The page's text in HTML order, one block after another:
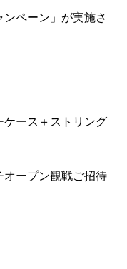
ンペーン」が実施さ
ケース＋ストリング
オープン観戦ご招待